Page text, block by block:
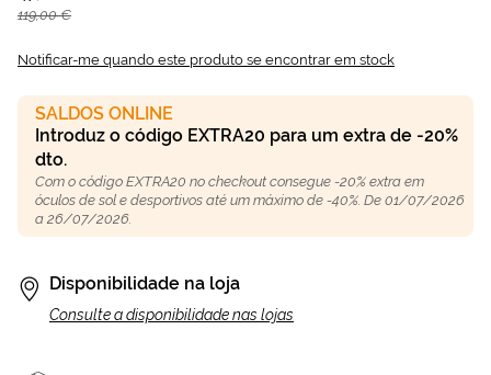
119,00 €
Notificar-me quando este produto se encontrar em stock
SALDOS ONLINE
Introduz o código EXTRA20 para um extra de -20%
dto.
Com o código EXTRA20 no checkout consegue -20% extra em
óculos de sol e desportivos até um máximo de -40%. De 01/07/2026
a 26/07/2026.
Disponibilidade na loja
Consulte a disponibilidade nas lojas